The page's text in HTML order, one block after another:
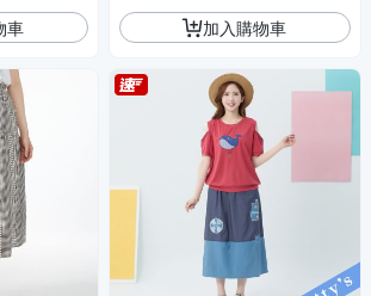
車 加入購物車